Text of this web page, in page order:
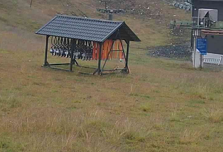
Vuosselin rinteet
Saarua
Ruka Park